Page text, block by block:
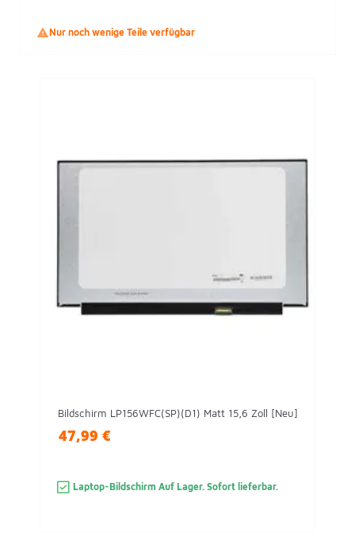
Nur noch wenige Teile verfügbar
Bildschirm LP156WFC(SP)(D1) Matt 15,6 Zoll [Neu]
47,99 €
Laptop-Bildschirm Auf Lager. Sofort lieferbar.